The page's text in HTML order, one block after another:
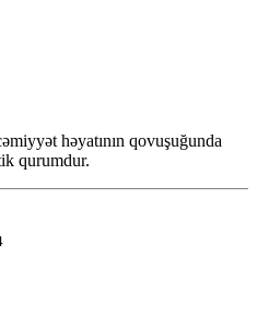
həyatının qovuşuğunda
qurumdur.